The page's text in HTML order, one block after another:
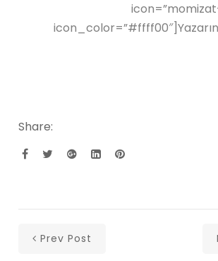
icon_color=”#ffff00″]Yazarın
Share:
Prev Post